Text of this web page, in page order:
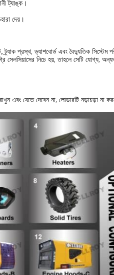
ট্যাঙ্ক।
দেয়।
প্রস্থ, ড্যাশবোর্ড এবং বৈদ্যুতিক
নিচে হয়, তাহলে সেটি যোগ্য,
এবং যেতে দেবেন না, লোডারটি নড়াচড়া না